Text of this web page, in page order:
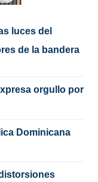
luces del
de la bandera
orgullo por
Dominicana